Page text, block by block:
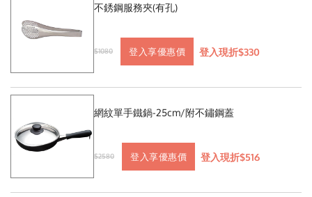
不銹鋼服務夾(有孔)
$1080 登入享優惠價 登入現折$330
網紋單手鐵鍋-25cm/附不鏽鋼蓋
$2580 登入享優惠價 登入現折$516